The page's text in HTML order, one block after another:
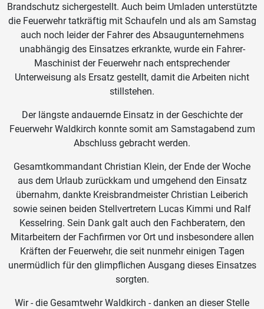
Brandschutz sichergestellt. Auch beim Umladen unterstützte
die Feuerwehr tatkräftig mit Schaufeln und als am Samstag
auch noch leider der Fahrer des Absaugunternehmens
unabhängig des Einsatzes erkrankte, wurde ein Fahrer-
Maschinist der Feuerwehr nach entsprechender
Unterweisung als Ersatz gestellt, damit die Arbeiten nicht
stillstehen.
Der längste andauernde Einsatz in der Geschichte der
Feuerwehr Waldkirch konnte somit am Samstagabend zum
Abschluss gebracht werden.
Gesamtkommandant Christian Klein, der Ende der Woche
aus dem Urlaub zurückkam und umgehend den Einsatz
übernahm, dankte Kreisbrandmeister Christian Leiberich
sowie seinen beiden Stellvertretern Lucas Kimmi und Ralf
Kesselring. Sein Dank galt auch den Fachberatern, den
Mitarbeitern der Fachfirmen vor Ort und insbesondere allen
Kräften der Feuerwehr, die seit nunmehr einigen Tagen
unermüdlich für den glimpflichen Ausgang dieses Einsatzes
sorgten.
Wir - die Gesamtwehr Waldkirch - danken an dieser Stelle